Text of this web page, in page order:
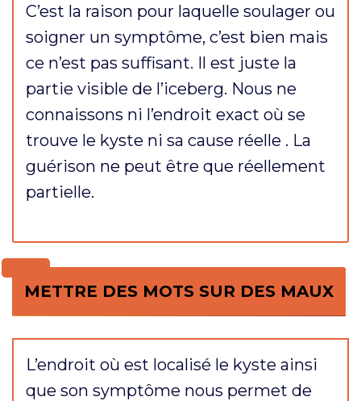
C’est la raison pour laquelle soulager ou
soigner un symptôme, c’est bien mais
ce n’est pas suffisant. Il est juste la
partie visible de l’iceberg. Nous ne
connaissons ni l’endroit exact où se
trouve le kyste ni sa cause réelle . La
guérison ne peut être que réellement
partielle.
METTRE DES MOTS SUR DES MAUX
L’endroit où est localisé le kyste ainsi
que son symptôme nous permet de